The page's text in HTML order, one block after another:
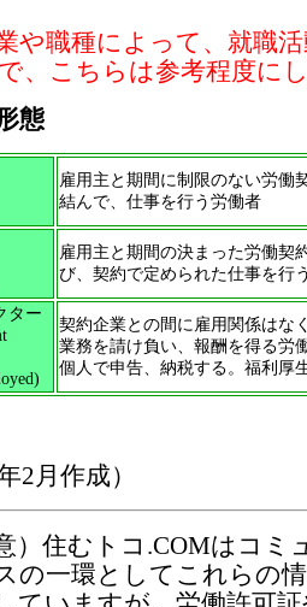
や職種によって、就職
、こちらは参考程度に
態
雇用主と期間に制限のない労働
結んで、仕事を行う労働者
雇用主と期間の決まった労働契
び、契約で定められた仕事を行
ター
契約企業との間に雇用関係はな
業務を請け負い、報酬を得る労
個人で申告、納税する。福利厚
2月作成）
）住むトコ.COMはコミ
の一環としてこれらの